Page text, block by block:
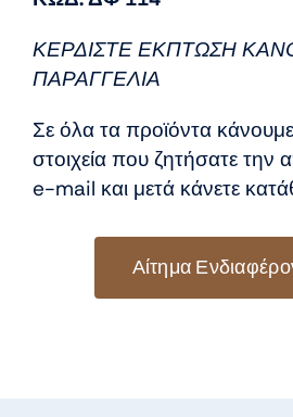
8,50 €.
είναι:
ΚΕΡΔΙΣΤΕ ΕΚΠΤΩΣΗ
ΠΑΡΑΓΓΕΛΙΑ
Σε όλα τα προϊόντα
στοιχεία που ζητήσατε την
e-mail και μετά κάνετε
Αίτημα